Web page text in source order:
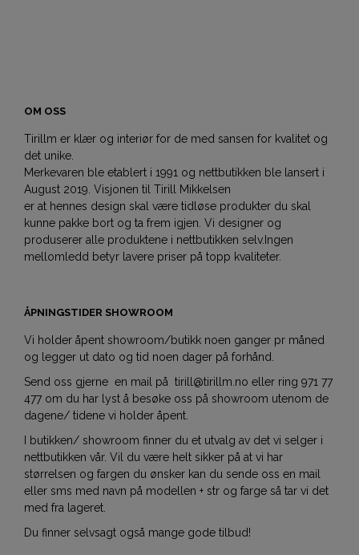
OM OSS
Tirillm er klær og interiør for de med sansen for kvalitet og
det unike.
Merkevaren ble etablert i 1991 og nettbutikken ble lansert i
August 2019. Visjonen til Tirill Mikkelsen
er at hennes design skal være tidløse produkter du skal
kunne pakke bort og ta frem igjen. Vi designer og
produserer alle produktene i nettbutikken selv.Ingen
mellomledd betyr lavere priser på topp kvaliteter.
ÅPNINGSTIDER SHOWROOM
Vi holder åpent showroom/butikk noen ganger pr måned
og legger ut dato og tid noen dager på forhånd.
Send oss gjerne en mail på tirill@tirillm.no eller ring 971 77
477 om du har lyst å besøke oss på showroom utenom de
dagene/ tidene vi holder åpent.
I butikken/ showroom finner du et utvalg av det vi selger i
nettbutikken vår. Vil du være helt sikker på at vi har
størrelsen og fargen du ønsker kan du sende oss en mail
eller sms med navn på modellen + str og farge så tar vi det
med fra lageret.
Du finner selvsagt også mange gode tilbud!